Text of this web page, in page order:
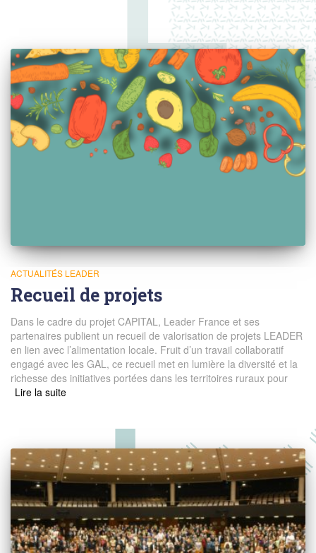
ACTUALITÉS LEADER
Recueil de projets
Dans le cadre du projet CAPITAL, Leader France et ses
partenaires publient un recueil de valorisation de projets LEADER
en lien avec l’alimentation locale. Fruit d’un travail collaboratif
engagé avec les GAL, ce recueil met en lumière la diversité et la
richesse des initiatives portées dans les territoires ruraux pour
Read more